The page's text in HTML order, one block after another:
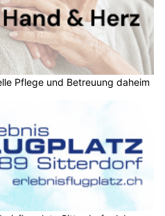
Pflege und Betreuung daheim